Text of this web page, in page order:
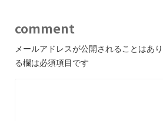
comment
メールアドレスが公開されることはあり
る欄は必須項目です